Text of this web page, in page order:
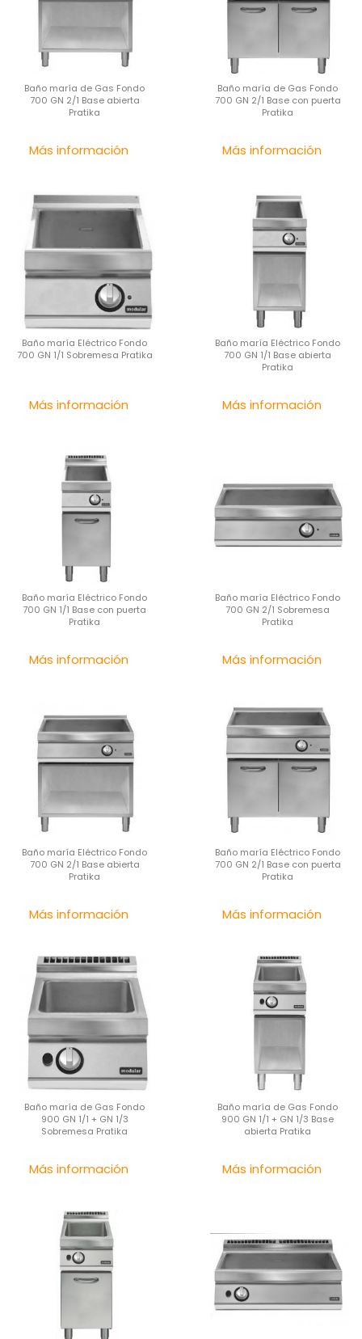
Baño maría de Gas Fondo
700 GN 2/1 Base abierta
Pratika
Más información
Baño maría de Gas Fondo
700 GN 2/1 Base con puerta
Pratika
Más información
Baño maría Eléctrico Fondo
700 GN 1/1 Sobremesa Pratika
Más información
Baño maría Eléctrico Fondo
700 GN 1/1 Base abierta
Pratika
Más información
Baño maría Eléctrico Fondo
700 GN 1/1 Base con puerta
Pratika
Más información
Baño maría Eléctrico Fondo
700 GN 2/1 Sobremesa
Pratika
Más información
Baño maría Eléctrico Fondo
700 GN 2/1 Base abierta
Pratika
Más información
Baño maría Eléctrico Fondo
700 GN 2/1 Base con puerta
Pratika
Más información
Baño maría de Gas Fondo
900 GN 1/1 + GN 1/3
Sobremesa Pratika
Más información
Baño maría de Gas Fondo
900 GN 1/1 + GN 1/3 Base
abierta Pratika
Más información